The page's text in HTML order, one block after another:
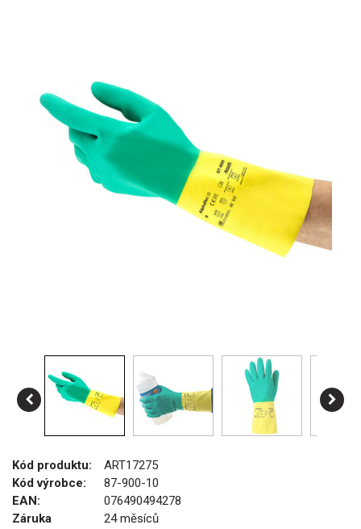
Kód produktu:
ART17275
Kód výrobce:
87-900-10
EAN:
076490494278
Záruka
24 měsíců